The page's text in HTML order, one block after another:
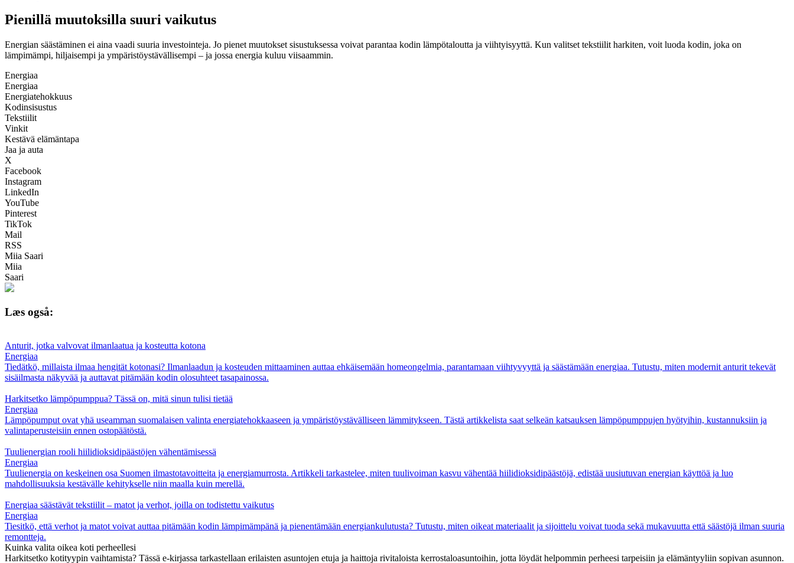
Pienillä muutoksilla suuri vaikutus
Energian säästäminen ei aina vaadi suuria investointeja. Jo pienet muutokset sisustuksessa voivat parantaa kodin lämpötaloutta ja viihtyisyyttä. Kun valitset tekstiilit harkiten, voit luoda kodin, joka on
lämpimämpi, hiljaisempi ja ympäristöystävällisempi – ja jossa energia kuluu viisaammin.
Energiaa
Energiaa
Energiatehokkuus
Kodinsisustus
Tekstiilit
Vinkit
Kestävä elämäntapa
Jaa ja auta
X
Facebook
Instagram
LinkedIn
YouTube
Pinterest
TikTok
Mail
RSS
Miia Saari
Miia
Saari
Læs også:
Anturit, jotka valvovat ilmanlaatua ja kosteutta kotona
Energiaa
Tiedätkö, millaista ilmaa hengität kotonasi? Ilmanlaadun ja kosteuden mittaaminen auttaa ehkäisemään homeongelmia, parantamaan viihtyvyyttä ja säästämään energiaa. Tutustu, miten modernit anturit tekevät
sisäilmasta näkyvää ja auttavat pitämään kodin olosuhteet tasapainossa.
Harkitsetko lämpöpumppua? Tässä on, mitä sinun tulisi tietää
Energiaa
Lämpöpumput ovat yhä useamman suomalaisen valinta energiatehokkaaseen ja ympäristöystävälliseen lämmitykseen. Tästä artikkelista saat selkeän katsauksen lämpöpumppujen hyötyihin, kustannuksiin ja
valintaperusteisiin ennen ostopäätöstä.
Tuulienergian rooli hiilidioksidipäästöjen vähentämisessä
Energiaa
Tuulienergia on keskeinen osa Suomen ilmastotavoitteita ja energiamurrosta. Artikkeli tarkastelee, miten tuulivoiman kasvu vähentää hiilidioksidipäästöjä, edistää uusiutuvan energian käyttöä ja luo
mahdollisuuksia kestävälle kehitykselle niin maalla kuin merellä.
Energiaa säästävät tekstiilit – matot ja verhot, joilla on todistettu vaikutus
Energiaa
Tiesitkö, että verhot ja matot voivat auttaa pitämään kodin lämpimämpänä ja pienentämään energiankulutusta? Tutustu, miten oikeat materiaalit ja sijoittelu voivat tuoda sekä mukavuutta että säästöjä ilman suuria
remontteja.
Kuinka valita oikea koti perheellesi
Harkitsetko kotityypin vaihtamista? Tässä e-kirjassa tarkastellaan erilaisten asuntojen etuja ja haittoja rivitaloista kerrostaloasuntoihin, jotta löydät helpommin perheesi tarpeisiin ja elämäntyyliin sopivan asunnon.